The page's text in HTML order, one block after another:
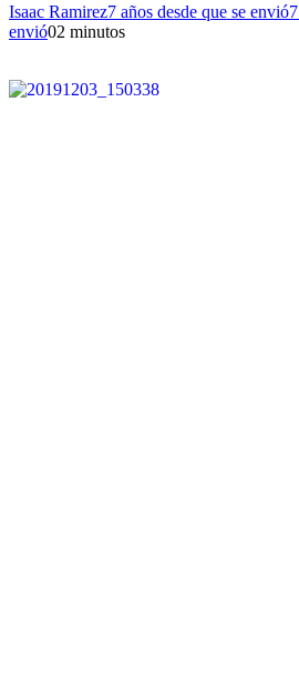
Isaac Ramirez7 años desde que se envió
envió02 minutos